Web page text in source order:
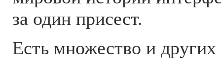
за один присест.
Есть множество и других